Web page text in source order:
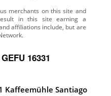
16331
Kaffeemühle Santiago